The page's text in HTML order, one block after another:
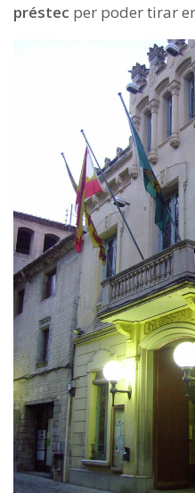
préstec per poder tirar